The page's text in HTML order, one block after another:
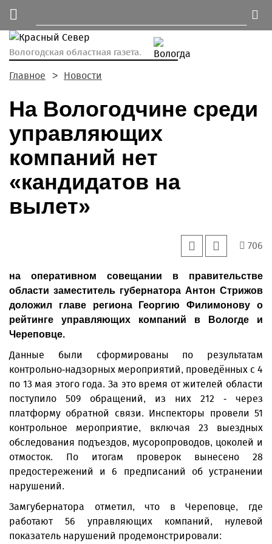
Вологодская областная газета.
Главное Новости
На Вологодчине среди
управляющих
компаний нет
«кандидатов на
вылет»
706
на оперативном совещании в правительстве
области заместитель губернатора Антон Стрижов
доложил главе региона Георгию Филимонову о
рейтинге управляющих компаний в Вологде и
Череповце.
Данные были сформированы по результатам
контрольно-надзорных мероприятий, проведённых с 4
по 13 мая этого года. За это время от жителей области
поступило 509 обращений, из них 212 - через
платформу обратной связи. Инспекторы провели 51
контрольное мероприятие, включая 23 выездных
обследования подъездов, мусоропроводов, цоколей и
отмосток. По итогам проверок вынесено 28
предостережений и 6 предписаний об устранении
нарушений.
Замгубернатора отметил, что в Череповце, где
работают 56 управляющих компаний, нулевой
показатель нарушений продемонстрировали: